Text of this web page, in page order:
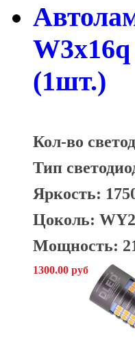
(1шт.)
Кол-во
Тип
Яркость:
Цоколь:
Мощность:
1300.00 руб